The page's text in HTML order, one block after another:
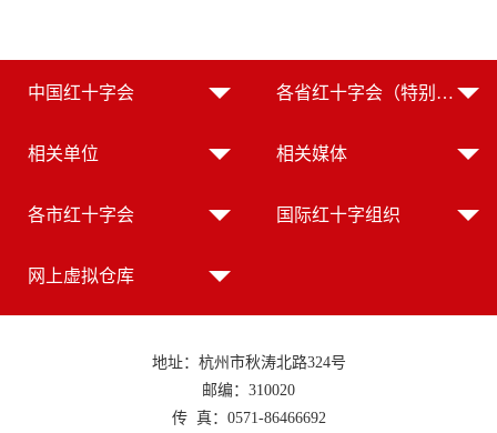
中国红十字会 各省红十字会（特别行政区红十字会）
相关单位 相关媒体
各市红十字会 国际红十字组织
网上虚拟仓库
地址：杭州市秋涛北路324号
邮编：310020
传 真：0571-86466692